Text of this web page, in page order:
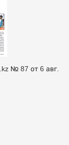
№ 87 от 6 авг.